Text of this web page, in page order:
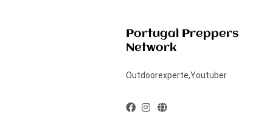
Portugal Preppers
Network
Outdoorexperte,Youtuber